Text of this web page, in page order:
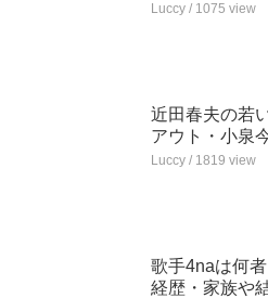
Luccy / 1075 view
近田春夫の若
アウト・小泉
Luccy / 1819 view
歌手4naは何
経歴・家族や